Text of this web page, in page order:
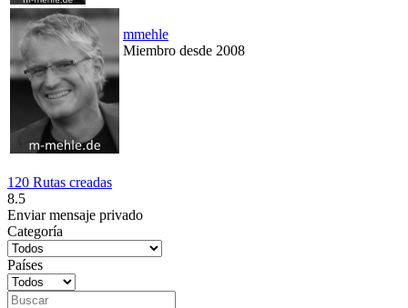
mmehle
Miembro desde 2008
120 Rutas creadas
8.5
Enviar mensaje privado
Categoría
Países